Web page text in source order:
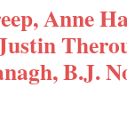
Anne
B.J.